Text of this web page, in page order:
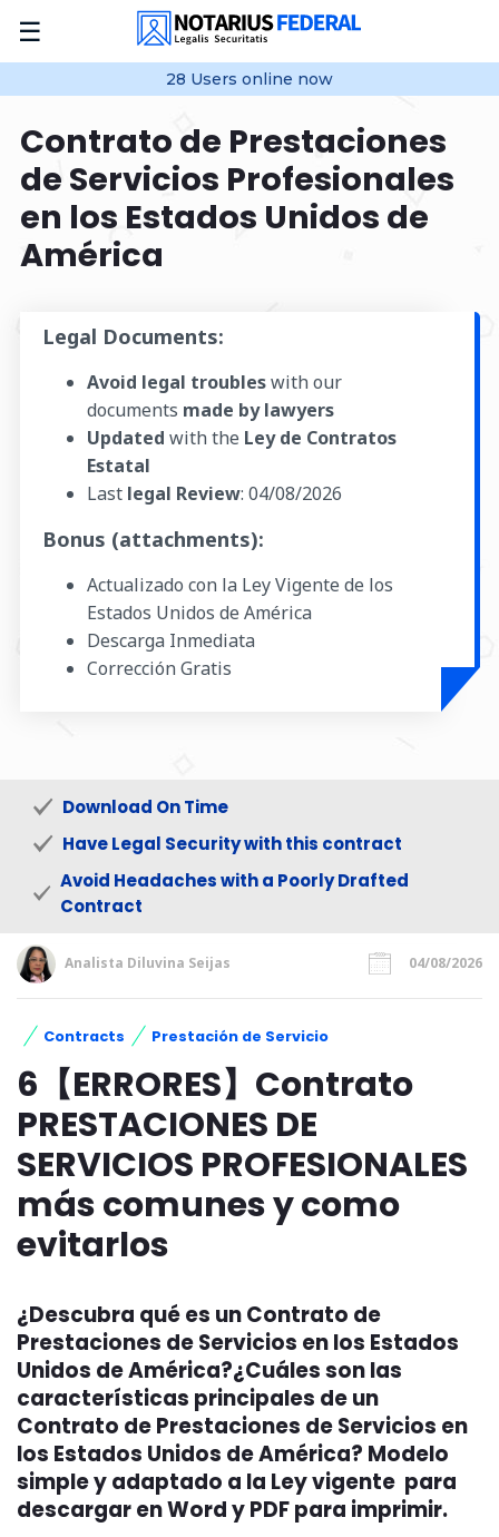
☰
28 Users online now
Contrato de Prestaciones
de Servicios Profesionales
en los Estados Unidos de
América
Legal Documents:
Avoid legal troubleswith our
documents made by lawyers
Updated with the Ley de Contratos
Estatal
Last legal Review: 04/08/2026
Bonus (attachments):
Actualizado con la Ley Vigente de los
Estados Unidos de América
Descarga Inmediata
Corrección Gratis
Download On Time
Have Legal Security with this contract
Avoid Headaches with a Poorly Drafted
Contract
Analista Diluvina Seijas 04/08/2026
Contracts Prestación de Servicio
6【ERRORES】Contrato
PRESTACIONES DE
SERVICIOS PROFESIONALES
más comunes y como
evitarlos
¿Descubra qué es un Contrato de
Prestaciones de Servicios en los Estados
Unidos de América?¿Cuáles son las
características principales de un
Contrato de Prestaciones de Servicios en
los Estados Unidos de América? Modelo
simple y adaptado a la Ley vigente para
descargar en Word y PDF para imprimir.